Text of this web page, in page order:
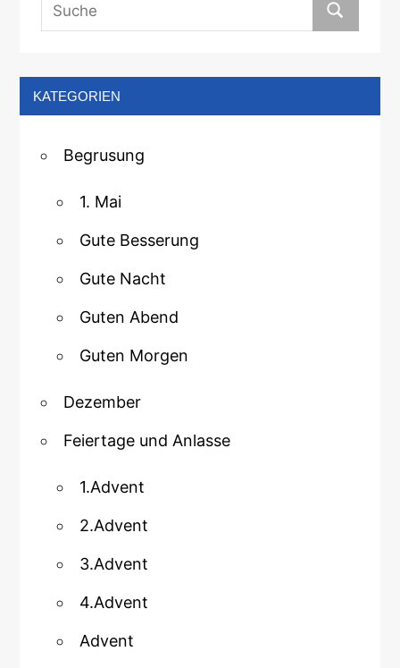
KATEGORIEN
Begrusung
1. Mai
Gute Besserung
Gute Nacht
Guten Abend
Guten Morgen
Dezember
Feiertage und Anlasse
1.Advent
2.Advent
3.Advent
4.Advent
Advent